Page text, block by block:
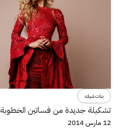
بنات شيك
تشكيلة جديدة من فساتين الخطوبة لعروس 2014
12 مارس 2014